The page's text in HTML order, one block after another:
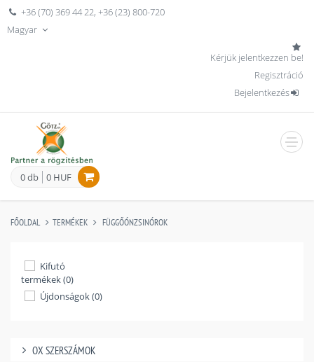
+36 (70) 369 44 22,+36 (23) 800-720
Magyar
Kérjük jelentkezzen be!
Regisztráció
Bejelentkezés
0 db 0 HUF
FŐOLDAL TERMÉKEK FÜGGŐÓNZSINÓROK
Kifutó
termékek (0)
Újdonságok (0)
OX SZERSZÁMOK